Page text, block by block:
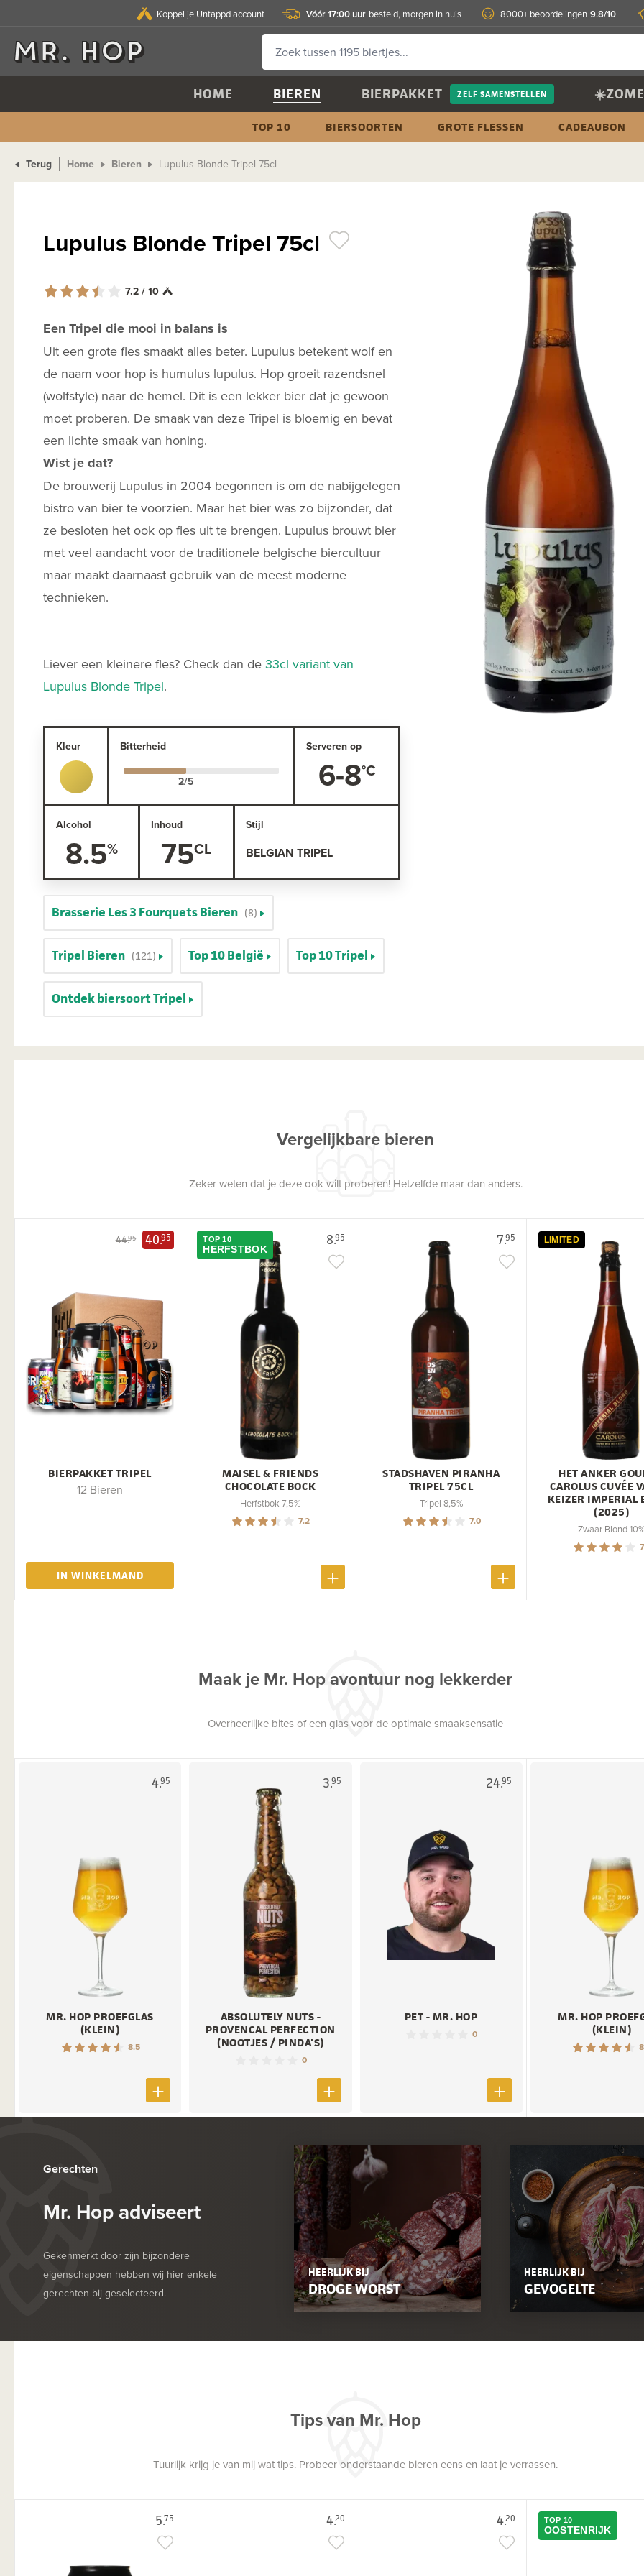
Koppel je Untappd account Vóór 17:00 uur besteld, morgen in huis 8000+ beoordelingen 9.8/10
HOME BIEREN BIERPAKKET ZELF SAMENSTELLEN
TOP 10 BIERSOORTEN GROTE FLESSEN CADEAUBON
Terug Home Bieren Lupulus Blonde Tripel 75cl
Lupulus Blonde Tripel 75cl
7.2 / 10
Een Tripel die mooi in balans is
Uit een grote fles smaakt alles beter. Lupulus betekent wolf en
de naam voor hop is humulus lupulus. Hop groeit razendsnel
(wolfstyle) naar de hemel. Dit is een lekker bier dat je gewoon
moet proberen. De smaak van deze Tripel is bloemig en bevat
een lichte smaak van honing.
Wist je dat?
De brouwerij Lupulus in 2004 begonnen is om de nabijgelegen
bistro van bier te voorzien. Maar het bier was zo bijzonder, dat
ze besloten het ook op fles uit te brengen. Lupulus brouwt bier
met veel aandacht voor de traditionele belgische biercultuur
maar maakt daarnaast gebruik van de meest moderne
technieken.
Liever een kleinere fles? Check dan de 33cl variant van
Lupulus Blonde Tripel.
Kleur Bitterheid Serveren op
6-8
Alcohol
8.5
Inhoud
75
Stijl
BELGIAN TRIPEL
Brasserie Les 3 Fourquets Bieren (8)
Tripel Bieren (121) Top 10 België Top 10 Tripel
Ontdek biersoort Tripel
Vergelijkbare bieren
Zeker weten dat je deze ook wilt proberen! Hetzelfde maar dan anders.
44.95 40.95
BIERPAKKET TRIPEL
12 Bieren
IN WINKELMAND
8.95
TOP 10
HERFSTBOK
MAISEL & FRIENDS
CHOCOLATE BOCK
Herfstbok 7,5%
7.2
7.95
STADSHAVEN PIRANHA
TRIPEL 75CL
Tripel 8,5%
7.0
LIMITED
HET ANKER
CAROLUS CUVÉE
KEIZER IMPERIAL
(2025)
Zwaar Blond 10%
Maak je Mr. Hop avontuur nog lekkerder
Overheerlijke bites of een glas voor de optimale smaaksensatie
4.95
MR. HOP PROEFGLAS
(KLEIN)
8.5
3.95
ABSOLUTELY NUTS -
PROVENCAL PERFECTION
(NOOTJES / PINDA'S)
0
24.95
PET - MR. HOP
0
MR. HOP
(KLEIN)
Gerechten
Mr. Hop adviseert
Gekenmerkt door zijn bijzondere
eigenschappen hebben wij hier enkele
gerechten bij geselecteerd.
HEERLIJK BIJ
DROGE WORST
HEERLIJK BIJ
GEVOGELTE
Tips van Mr. Hop
Tuurlijk krijg je van mij wat tips. Probeer onderstaande bieren eens en laat je verrassen.
5.75 4.20 4.20 TOP 10
OOSTENRIJK